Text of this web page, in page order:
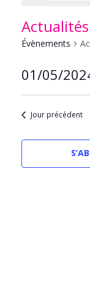
Actualités
Évènements
01/05/
date.Jour précédent